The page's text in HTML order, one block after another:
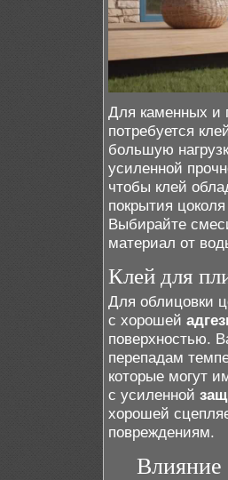
Для каменных и
потребуется
большую
усиленной
чтобы клей
покрытия
Выбирайте
материал от
Клей для
Для облицовки
с хорошей
поверхностью.
перепадам
которые могут
с усиленной
хорошей
повреждениям.
Влияние